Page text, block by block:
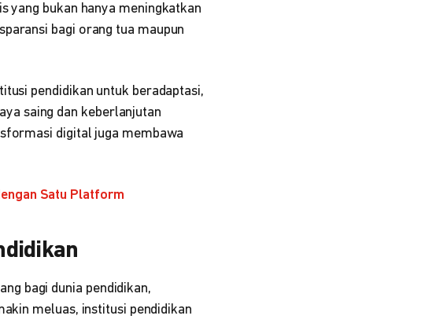
yang bukan hanya meningkatkan
bagi orang tua maupun
pendidikan untuk beradaptasi,
saing dan keberlanjutan
digital juga membawa
Satu Platform
bagi dunia pendidikan,
meluas, institusi pendidikan